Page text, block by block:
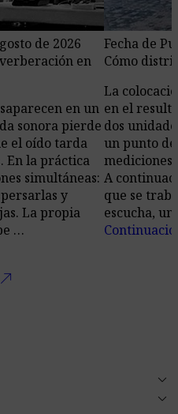
de 2026
en
en un
sonora pierde
el oído tarda
En la práctica
simultáneas:
y
La propia
…
Fecha de
Cómo
La
en el
dos
un punto
mediciones
A
que se
escucha,
keyboard_arrow_down
keyboard_arrow_down